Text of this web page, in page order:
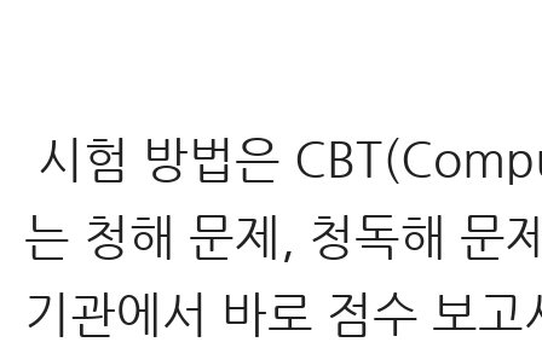
시험 방법은
는 청해 문제, 청독해 문
기관에서 바로 점수 보